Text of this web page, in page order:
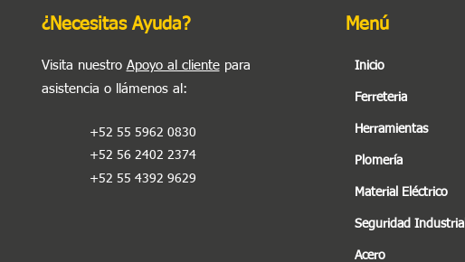
¿Necesitas Ayuda?
Visita nuestro Apoyo al clientepara
asistencia o llámenos al :
+52 55 5962 0830
+52 56 2402 2374
+52 55 4392 9629
Menú
Inicio
Ferreteria
Herramientas
Plomería
Material Eléctrico
Seguridad Industrial
Acero